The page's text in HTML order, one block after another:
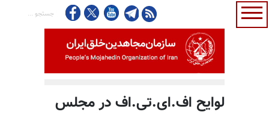
لوایح اف.ای.تی.اف در مجلس